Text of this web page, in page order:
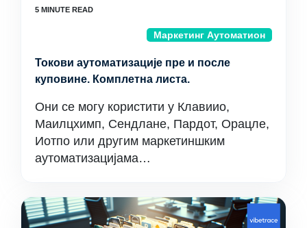
Маркетинг Аутоматион
Токови аутоматизације пре и после
куповине. Комплетна листа.
Они се могу користити у Клавиио,
Маилцхимп, Сендлане, Пардот, Орацле,
Иотпо или другим маркетиншким
аутоматизацијама…